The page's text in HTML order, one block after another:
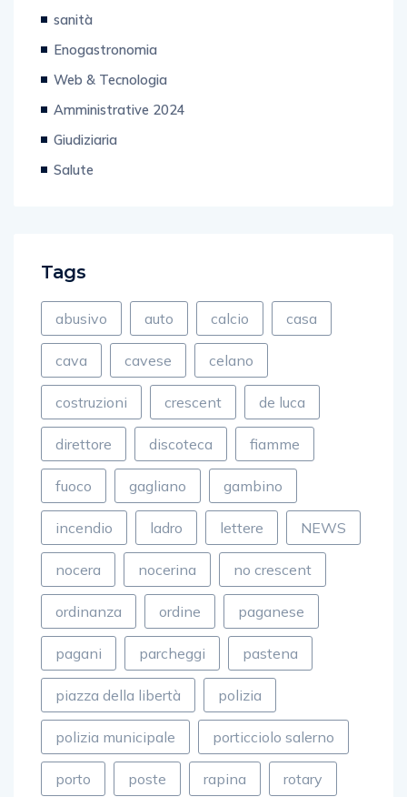
sanità
Enogastronomia
Web & Tecnologia
Amministrative 2024
Giudiziaria
Salute
Tags
abusivo auto calcio casa
cava cavese celano
costruzioni crescent de luca
direttore discoteca fiamme
fuoco gagliano gambino
incendio ladro lettere NEWS
nocera nocerina no crescent
ordinanza ordine paganese
pagani parcheggi pastena
piazza della libertà polizia
polizia municipale porticciolo salerno
porto poste rapina rotary